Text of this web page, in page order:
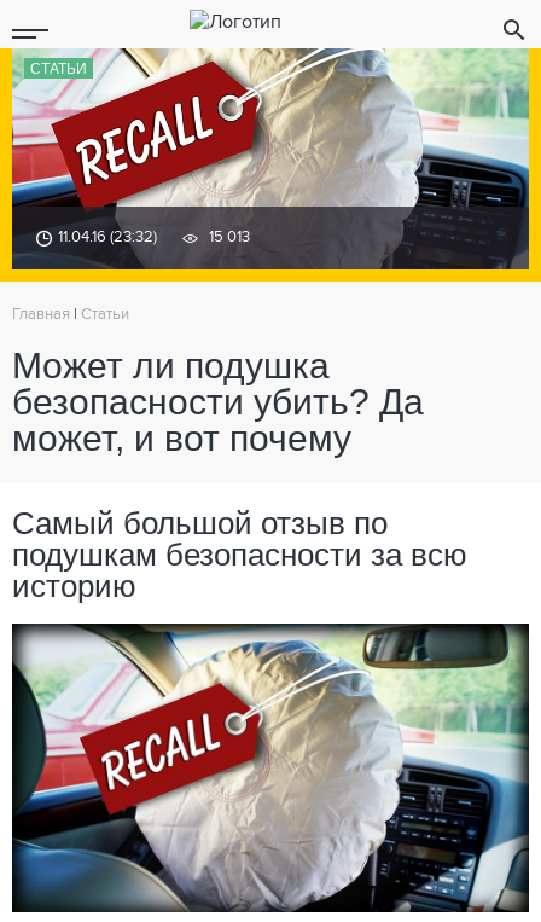
СТАТЬИ
11.04.16 (23:32) 15 013
Главная Статьи
Может ли подушка
безопасности убить? Да
может, и вот почему
Самый большой отзыв по
подушкам безопасности за всю
историю